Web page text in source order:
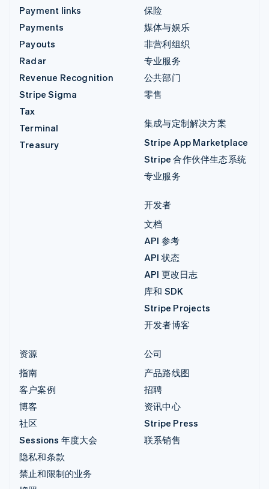
Payment links
Payments
Payouts
Radar
Revenue Recognition
Stripe Sigma
Tax
Terminal
Treasury
保险
媒体与娱乐
非营利组织
专业服务
公共部门
零售
集成与定制解决方案
Stripe App Marketplace
Stripe 合作伙伴生态系统
专业服务
开发者
文档
API 参考
API 状态
API 更改日志
库和 SDK
Stripe Projects
开发者博客
资源
指南
客户案例
博客
社区
Sessions 年度大会
隐私和条款
禁止和限制的业务
公司
产品路线图
招聘
资讯中心
Stripe Press
联系销售